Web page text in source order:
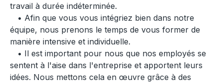
travail à durée indéterminée.
• Afin que vous vous intégriez bien dans notre
équipe, nous prenons le temps de vous former de
manière intensive et individuelle.
• Il est important pour nous que nos employés se
sentent à l'aise dans l'entreprise et apportent leurs
idées. Nous mettons cela en œuvre grâce à des